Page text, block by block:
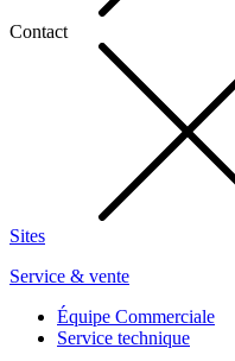
Contact
Sites
Service & vente
Équipe Commerciale
Service technique